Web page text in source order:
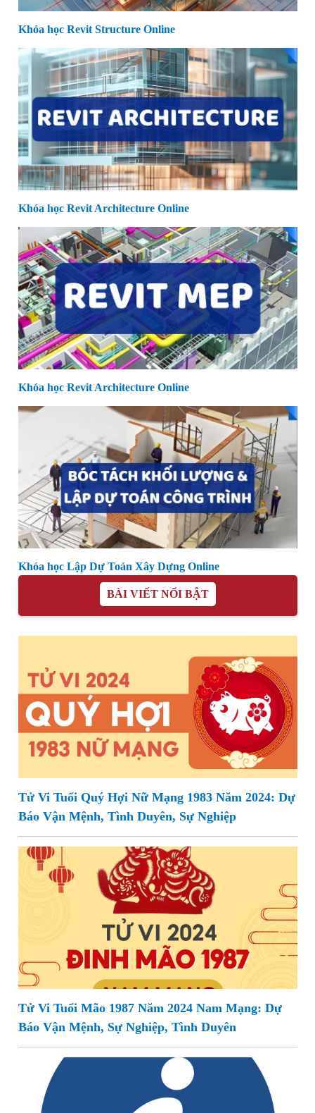
Khóa học Revit Structure Online
Khóa học Revit Architecture Online
Khóa học Revit Architecture Online
Khóa học Lập Dự Toán Xây Dựng Online
BÀI VIẾT NỔI BẬT
Tử Vi Tuổi Quý Hợi Nữ Mạng 1983 Năm 2024: Dự
Báo Vận Mệnh, Tình Duyên, Sự Nghiệp
Tử Vi Tuổi Mão 1987 Năm 2024 Nam Mạng: Dự
Báo Vận Mệnh, Sự Nghiệp, Tình Duyên